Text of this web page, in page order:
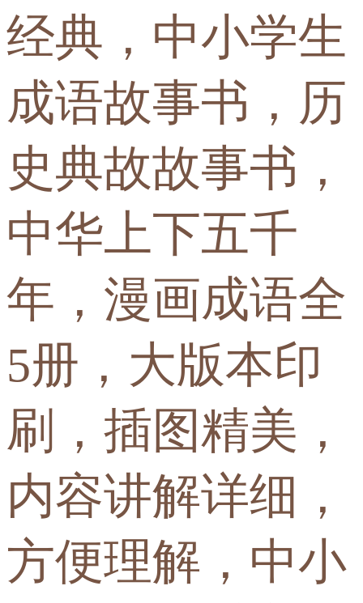
经典，中小学生
成语故事书，历
史典故故事书，
中华上下五千
年，漫画成语全
5册，大版本印
刷，插图精美，
内容讲解详细，
方便理解，中小